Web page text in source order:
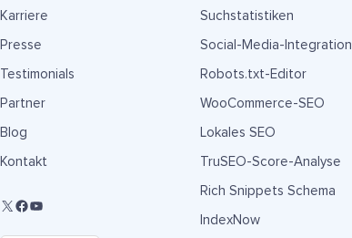
Karriere
Presse
Testimonials
Partner
Blog
Kontakt
Suchstatistiken
Social-Media-Integration
Robots.txt-Editor
WooCommerce-SEO
Lokales SEO
TruSEO-Score-Analyse
Rich Snippets Schema
IndexNow